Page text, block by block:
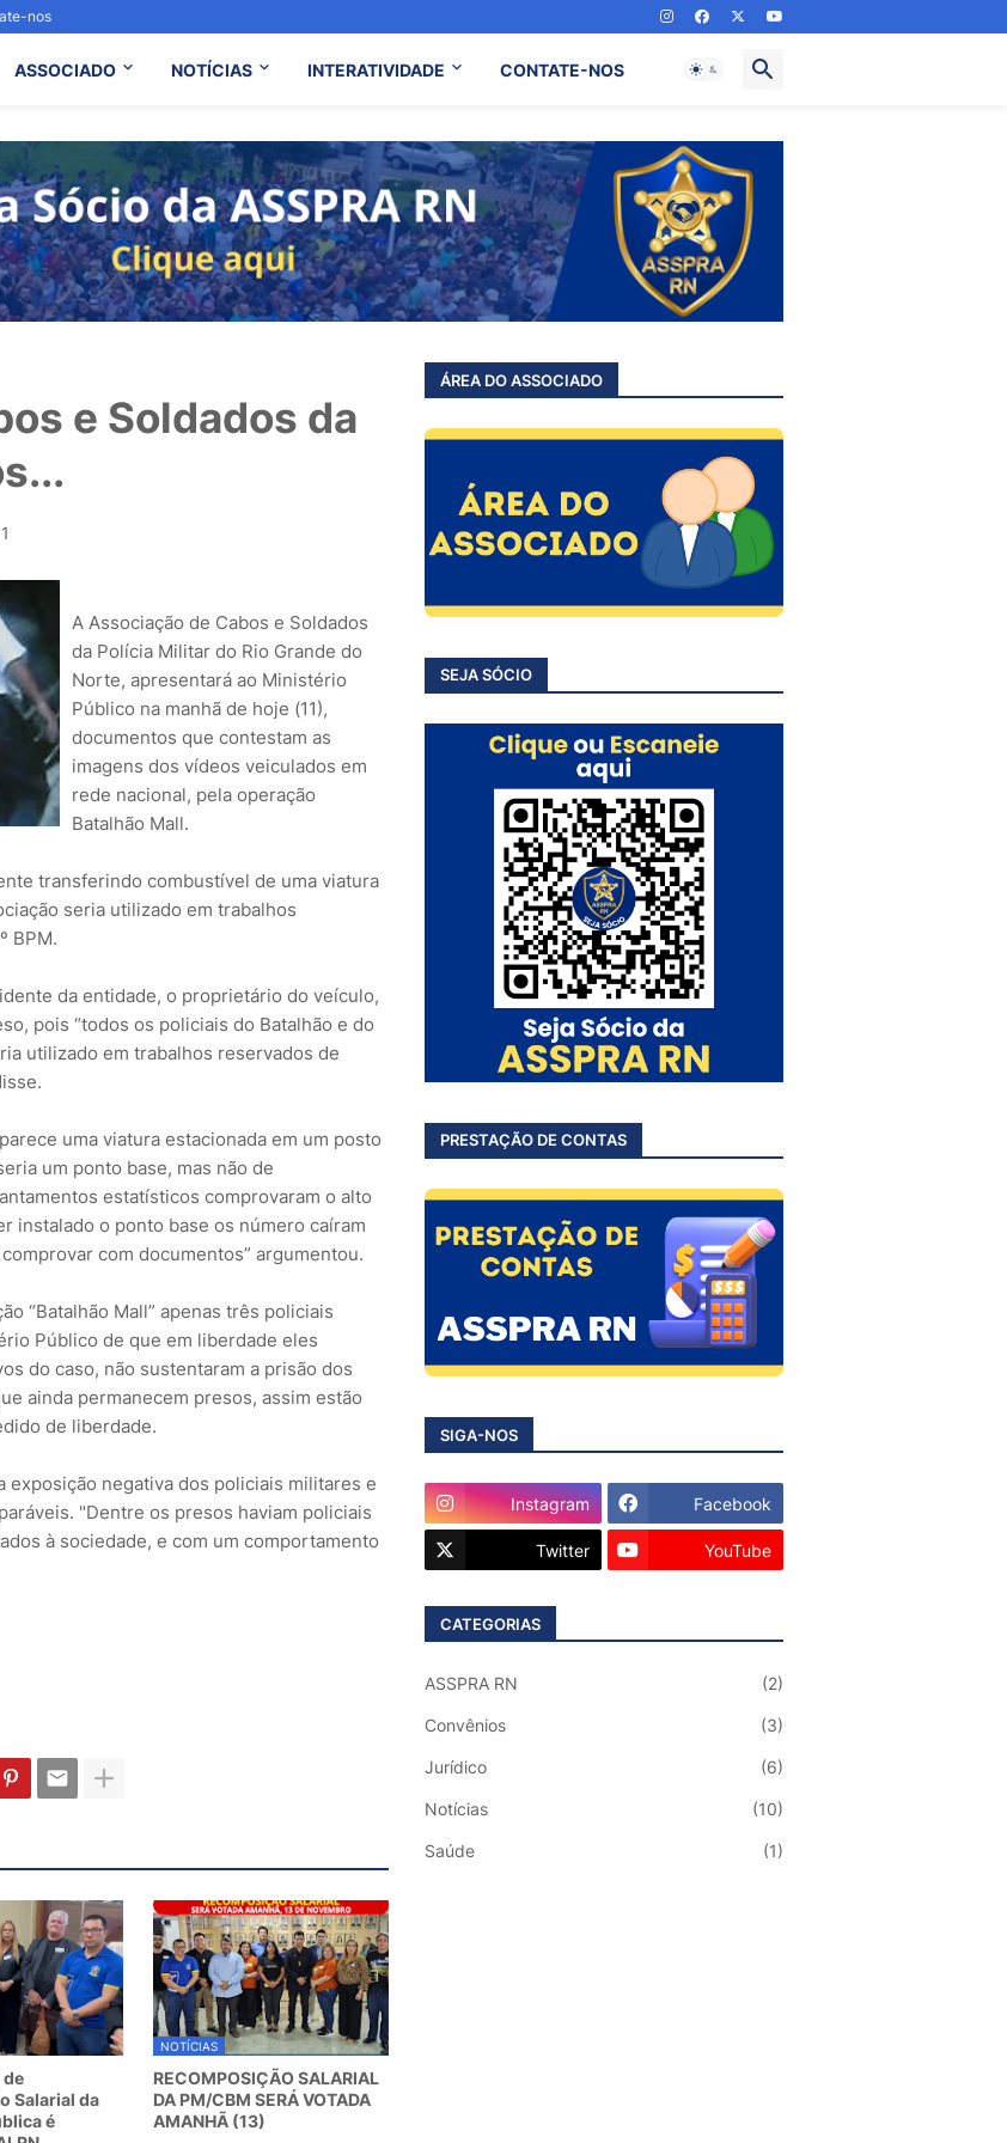
nos
ASSOCIADO NOTÍCIAS INTERATIVIDADE CONTATE-NOS
e Soldados da
A Associação de Cabos e Soldados
da Polícia Militar do Rio Grande do
Norte, apresentará ao Ministério
Público na manhã de hoje (11),
documentos que contestam as
imagens dos vídeos veiculados em
rede nacional, pela operação
Batalhão Mall.
transferindo combustível de uma viatura
seria utilizado em trabalhos
BPM.
da entidade, o proprietário do veículo,
pois “todos os policiais do Batalhão e do
utilizado em trabalhos reservados de
uma viatura estacionada em um posto
um ponto base, mas não de
estatísticos comprovaram o alto
instalado o ponto base os número caíram
com documentos” argumentou.
“Batalhão Mall” apenas três policiais
Público de que em liberdade eles
do caso, não sustentaram a prisão dos
ainda permanecem presos, assim estão
de liberdade.
exposição negativa dos policiais militares e
"Dentre os presos haviam policiais
à sociedade, e com um comportamento
de
Salarial da
é
NOTÍCIAS
RECOMPOSIÇÃO SALARIAL
DA PM/CBM SERÁ VOTADA
AMANHÃ (13)
ÁREA DO ASSOCIADO
SEJA SÓCIO
PRESTAÇÃO DE CONTAS
SIGA-NOS
Instagram Facebook
Twitter YouTube
CATEGORIAS
ASSPRA RN (2)
Convênios (3)
Jurídico (6)
Notícias (10)
Saúde (1)